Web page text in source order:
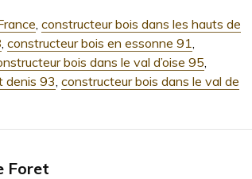
constructeur bois dans les hauts de
constructeur bois en essonne 91
bois dans le val d’oise 95
denis 93 constructeur bois dans le val de
Foret